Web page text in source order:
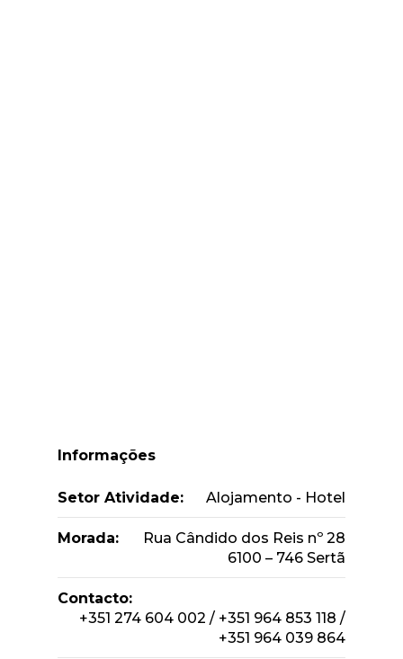
Informações
Setor Atividade: Alojamento - Hotel
Morada:
Rua Cândido dos Reis nº 28
6100 – 746 Sertã
Contacto:
+351 274 604 002 / +351 964 853 118 /
+351 964 039 864